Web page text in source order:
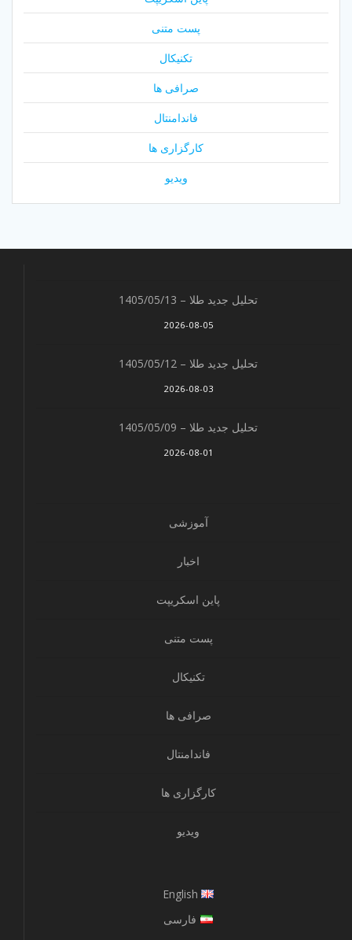
پست متنی
تکنیکال
صرافی ها
فاندامنتال
کارگزاری ها
ویدیو
تحلیل جدید طلا – 1405/05/13
2026-08-05
تحلیل جدید طلا – 1405/05/12
2026-08-03
تحلیل جدید طلا – 1405/05/09
2026-08-01
آموزشی
اخبار
پاین اسکریپت
پست متنی
تکنیکال
صرافی ها
فاندامنتال
کارگزاری ها
ویدیو
English
فارسی